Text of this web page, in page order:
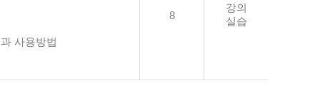
사용방법
8
강의
실습